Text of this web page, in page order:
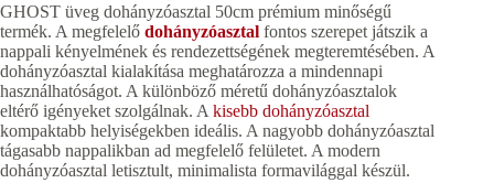
GHOST üveg dohányzóasztal 50cm prémium minőségű
termék. A megfelelő dohányzóasztal fontos szerepet játszik a
nappali kényelmének és rendezettségének megteremtésében. A
dohányzóasztal kialakítása meghatározza a mindennapi
használhatóságot. A különböző méretű dohányzóasztalok
eltérő igényeket szolgálnak. A kisebb dohányzóasztal
kompaktabb helyiségekben ideális. A nagyobb dohányzóasztal
tágasabb nappalikban ad megfelelő felületet. A modern
dohányzóasztal letisztult, minimalista formavilággal készül.